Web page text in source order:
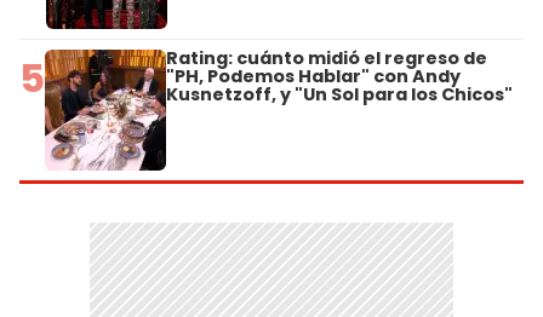
5 Rating: cuánto midió el regreso de
"PH, Podemos Hablar" con Andy
Kusnetzoff, y "Un Sol para los Chicos"